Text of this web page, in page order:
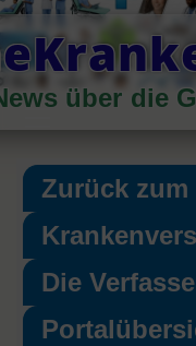
Skip
to
contentüber die
Primary
Menu
Zurück zum
Die